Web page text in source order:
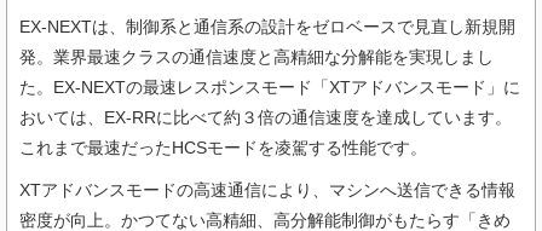
EX-NEXTは、制御系と通信系の設計をゼロベースで見直し新規開
発。業界最速クラスの通信速度と高精細な分解能を実現しまし
た。EX-NEXTの最速レスポンスモード「XTアドバンスモード」に
おいては、EX-RRに比べて約３倍の通信速度を達成しています。
これまで最速だったHCSモードを凌駕する性能です。
XTアドバンスモードの高速通信により、マシンへ送信できる情報
密度が向上。かつてない高精細、高分解能制御がもたらす「きめ